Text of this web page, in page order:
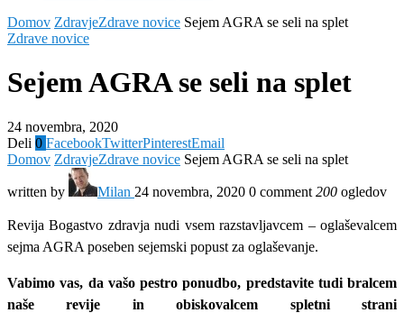
Domov ZdravjeZdrave novice Sejem AGRA se seli na splet
Zdrave novice
Sejem AGRA se seli na splet
24 novembra, 2020
Deli 0 FacebookTwitterPinterestEmail
Domov ZdravjeZdrave novice Sejem AGRA se seli na splet
written by Milan 24 novembra, 2020 0 comment 200 ogledov
Revija Bogastvo zdravja nudi vsem razstavljavcem – oglaševalcem
sejma AGRA poseben sejemski popust za oglaševanje.
Vabimo vas, da vašo pestro ponudbo, predstavite tudi bralcem
naše revije in obiskovalcem spletni strani